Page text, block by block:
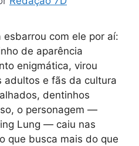
com ele por aí:
de aparência
enigmática, virou
adultos e fãs da cultura
dentinhos
o personagem —
Lung — caiu nas
que busca mais do que